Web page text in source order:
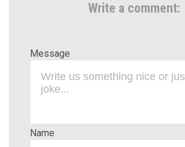
Write a comment:
Message
Name